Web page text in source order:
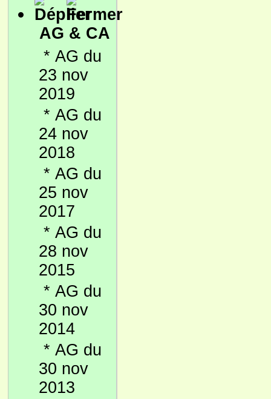
AG & CA
* AG du
23 nov
2019
* AG du
24 nov
2018
* AG du
25 nov
2017
* AG du
28 nov
2015
* AG du
30 nov
2014
* AG du
30 nov
2013